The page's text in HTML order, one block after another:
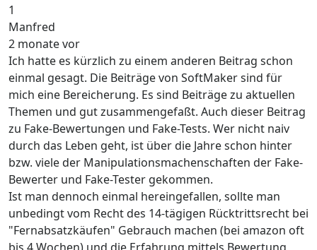
1
Manfred
2 monate vor
Ich hatte es kürzlich zu einem anderen Beitrag schon
einmal gesagt. Die Beiträge von SoftMaker sind für
mich eine Bereicherung. Es sind Beiträge zu aktuellen
Themen und gut zusammengefaßt. Auch dieser Beitrag
zu Fake-Bewertungen und Fake-Tests. Wer nicht naiv
durch das Leben geht, ist über die Jahre schon hinter
bzw. viele der Manipulationsmachenschaften der Fake-
Bewerter und Fake-Tester gekommen.
Ist man dennoch einmal hereingefallen, sollte man
unbedingt vom Recht des 14-tägigen Rücktrittsrecht bei
"Fernabsatzkäufen" Gebrauch machen (bei amazon oft